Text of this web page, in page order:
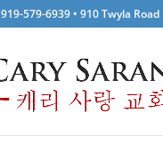
919-579-6939 • 910 Twyla